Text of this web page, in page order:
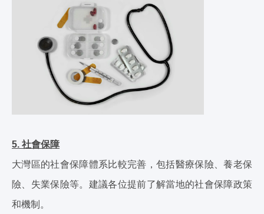
5. 社會保障
大灣區的社會保障體系比較完善，包括醫療保險、養老保
險、失業保險等。建議各位提前了解當地的社會保障政策
和機制。